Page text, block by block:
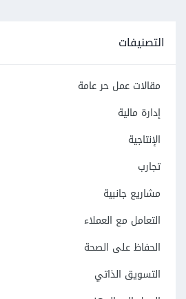
التصنيفات
مقالات عمل حر عامة
إدارة مالية
الإنتاجية
تجارب
مشاريع جانبية
التعامل مع العملاء
الحفاظ على الصحة
التسويق الذاتي